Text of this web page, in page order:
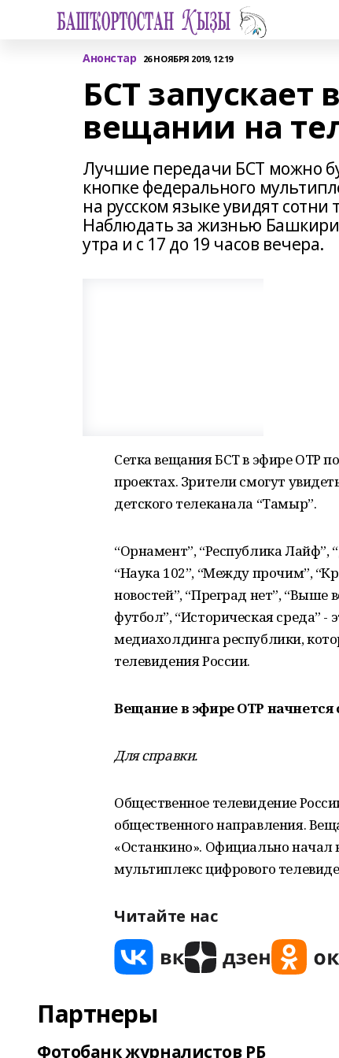
Анонстар 26 НОЯБРЯ 2019, 12:19
БСТ
вещании на
Лучшие передачи БСТ можно
кнопке федерального
на русском языке увидят сотни
Наблюдать за жизнью
утра и с 17 до 19 часов вечера.
Сетка вещания БСТ в эфире ОТР
проектах. Зрители смогут
детского телеканала “Тамыр”.
“Орнамент”, “Республика Лайф”,
“Наука 102”, “Между прочим”,
новостей”, “Преград нет”, “Выше
футбол”, “Историческая среда” -
медиахолдинга республики,
телевидения России.
Вещание в эфире ОТР начнется
Для справки.
Общественное телевидение
общественного направления.
«Останкино». Официально начал
мультиплекс цифрового
Читайте нас
Партнеры
Фотобанк журналистов РБ